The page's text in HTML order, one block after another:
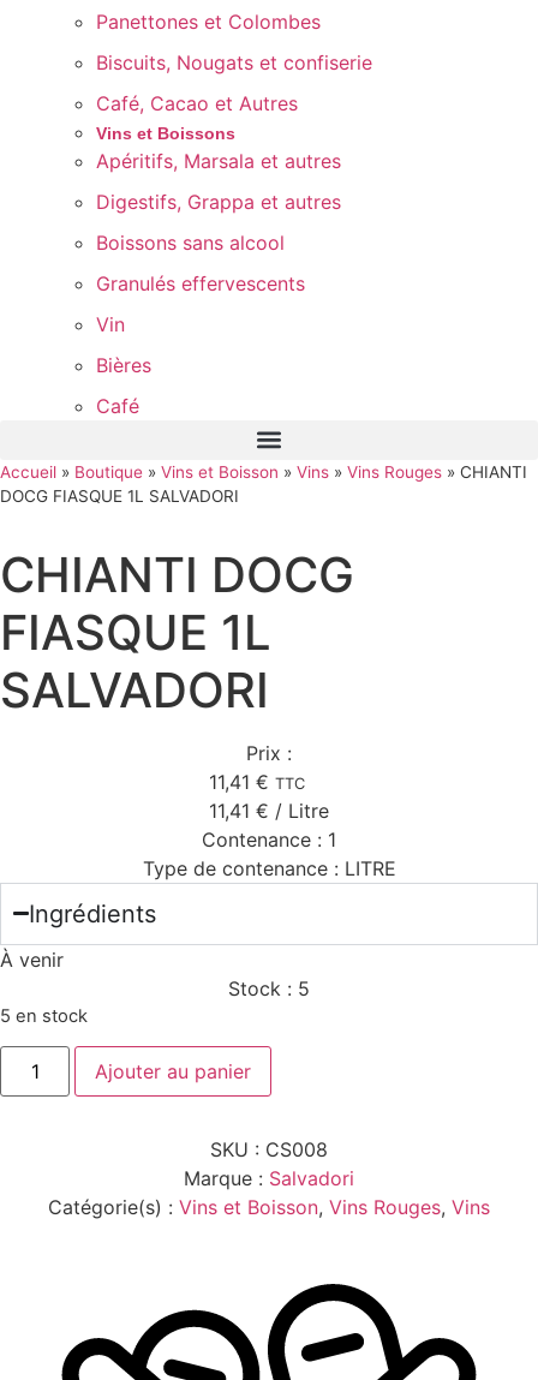
Panettones et Colombes
Biscuits, Nougats et confiserie
Café, Cacao et Autres
Vins et Boissons
Apéritifs, Marsala et autres
Digestifs, Grappa et autres
Boissons sans alcool
Granulés effervescents
Vin
Bières
Café
Accueil » Boutique » Vins et Boisson » Vins » Vins Rouges » CHIANTI
DOCG FIASQUE 1L SALVADORI
CHIANTI DOCG
FIASQUE 1L
SALVADORI
Prix :
11,41 € TTC
11,41 € / Litre
Contenance : 1
Type de contenance : LITRE
Ingrédients
À venir
Stock : 5
5 en stock
quantité
CHIANTI
Ajouter au panier
SKU : CS008
Marque : Salvadori
Catégorie(s) : Vins et Boisson, Vins Rouges, Vins